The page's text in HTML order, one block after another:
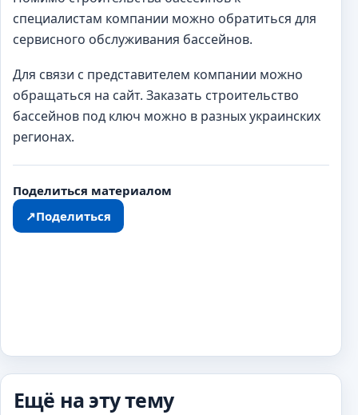
специалистам компании можно обратиться для
сервисного обслуживания бассейнов.
Для связи с представителем компании можно
обращаться на сайт. Заказать строительство
бассейнов под ключ можно в разных украинских
регионах.
Поделиться материалом
↗Поделиться
Ещё на эту тему